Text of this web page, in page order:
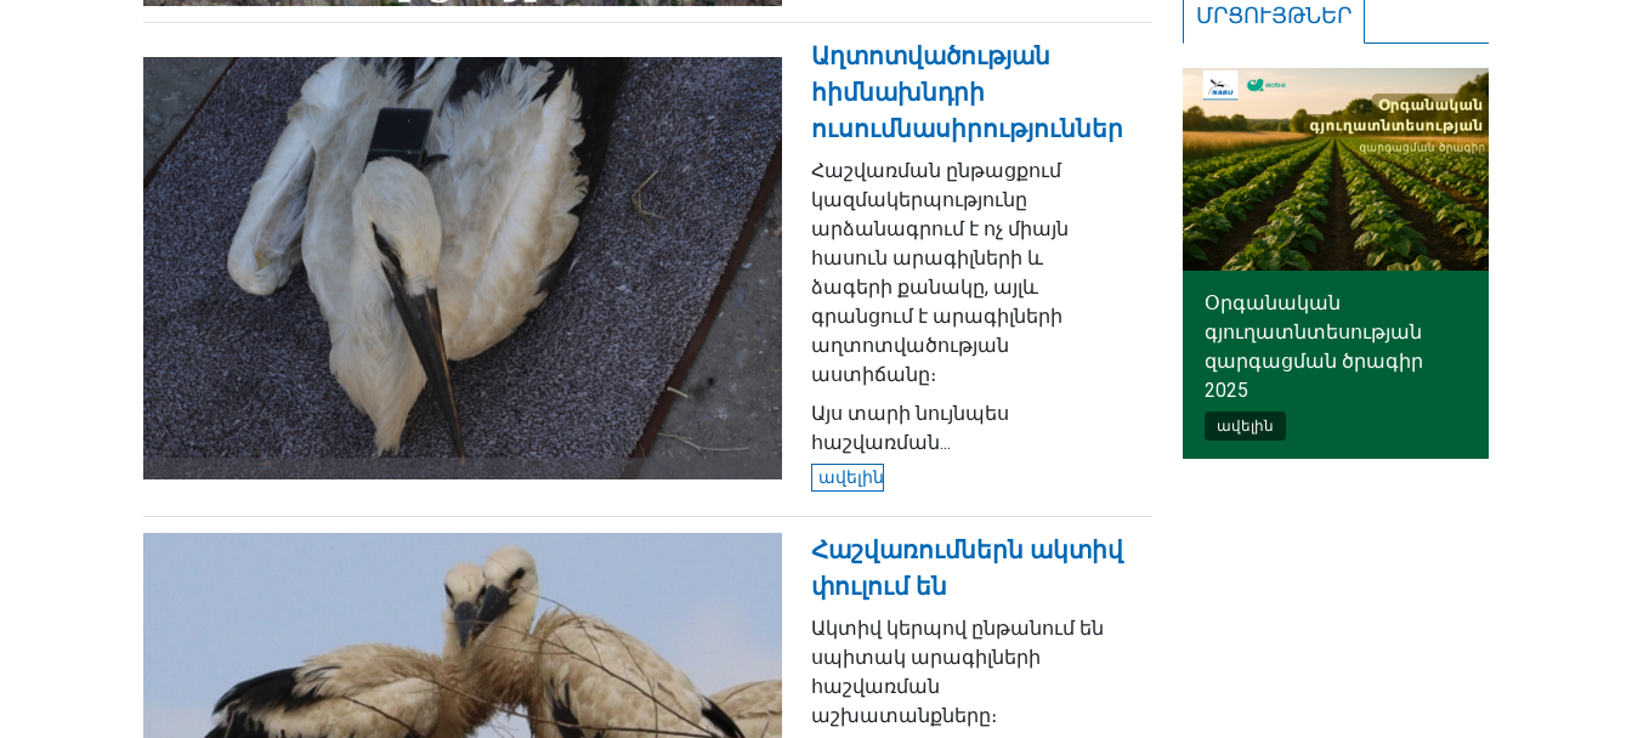
Աղտոտվածության
հիմնախնդրի
ուսումնասիրություններ
Հաշվառման ընթացքում
կազմակերպությունը
արձանագրում է ոչ միայն
հասուն արագիլների և
ձագերի քանակը, այլև
գրանցում է արագիլների
աղտոտվածության
աստիճանը։
Այս տարի նույնպես
հաշվառման...
ավելին
Հաշվառումներն ակտիվ
փուլում են
Ակտիվ կերպով ընթանում են
սպիտակ արագիլների
հաշվառման
աշխատանքները։
ՄՐՑՈՒՅԹՆԵՐ
Օրգանական
գյուղատնտեսության
զարգացման ծրագիր
2025
ավելին